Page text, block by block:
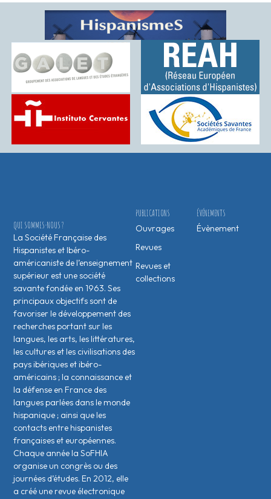
ÉVÉNEMENTS
Évènement
PUBLICATIONS
Ouvrages
Revues
Revues et
collections
QUI SOMMES-NOUS ?
La Société Française des
Hispanistes et Ibéro-
américaniste de l’enseignement
supérieur est une société
savante fondée en 1963. Ses
principaux objectifs sont de
favoriser le développement des
recherches portant sur les
langues, les arts, les littératures,
les cultures et les civilisations des
pays ibériques et ibéro-
américains ; la connaissance et
la défense en France des
langues parlées dans le monde
hispanique ; ainsi que les
contacts entre hispanistes
français·es et européen·nes.
Chaque année la SoFHIA
organise un congrès ou des
journées d’études. En 2012, elle
a créé une revue électronique